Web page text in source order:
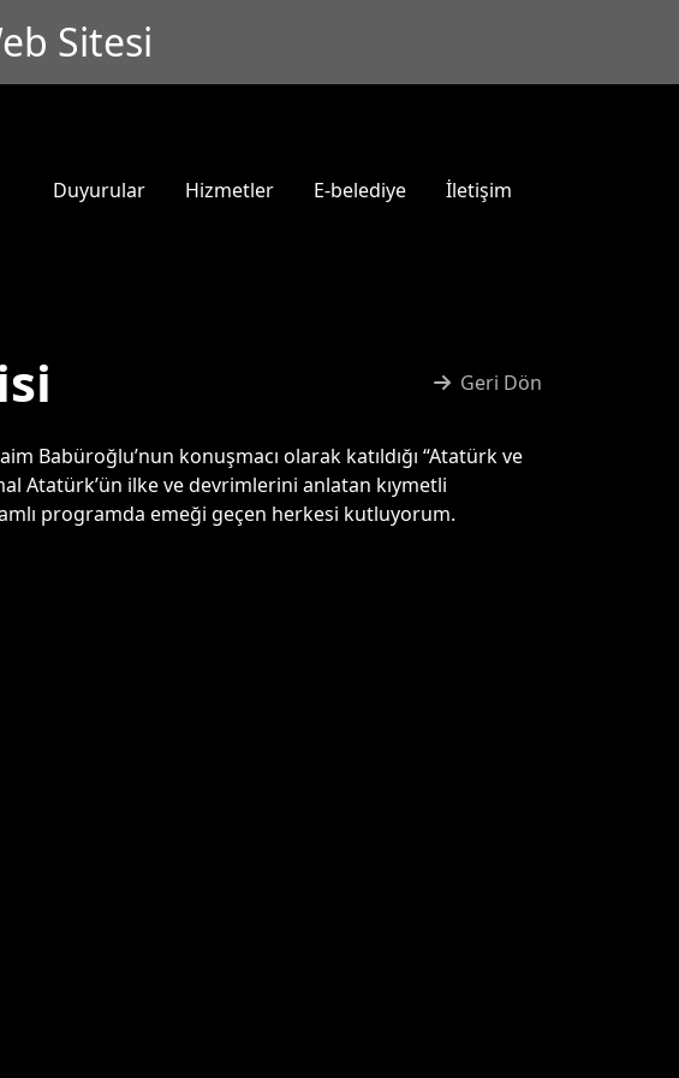
Sitesi
Duyurular Hizmetler E-belediye İletişim
Geri Dön
Babüroğlu’nun konuşmacı olarak katıldığı “Atatürk ve
Atatürk’ün ilke ve devrimlerini anlatan kıymetli
programda emeği geçen herkesi kutluyorum.